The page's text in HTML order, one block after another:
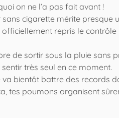
on ne l’a pas fait avant !
sans cigarette mérite presque
officiellement repris le
de sortir sous la pluie sans
très seul en ce moment.
va bientôt battre des records
tes poumons organisent